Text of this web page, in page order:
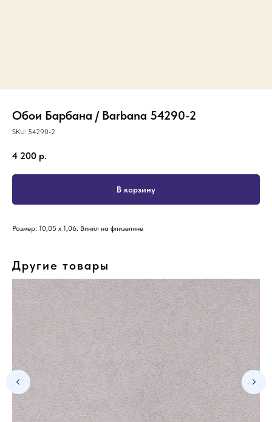
Обои Барбана / Barbana 54290-2
SKU: 54290-2
4 200 р.
В корзину
Размер: 10,05 х 1,06. Винил на флизелине
Другие товары